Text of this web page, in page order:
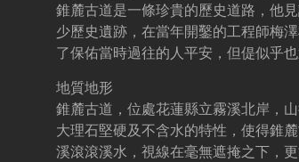
錐麓古道是一條珍貴的歷史道路，他
少歷史遺跡，在當年開鑿的工程師梅
了保佑當時過往的人平安，但偍似乎
地質地形
錐麓古道，位處花蓮縣立霧溪北岸，
大理石堅硬及不含水的特性，使得錐
溪滾滾溪水，視線在毫無遮掩之下，